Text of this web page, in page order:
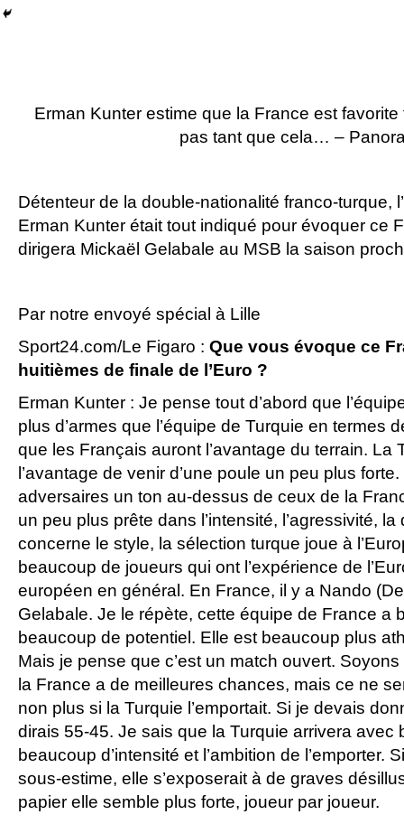
Erman Kunter estime que la France est
pas tant que cela… –
Détenteur de la double-nationalité franco-turque,
Erman Kunter était tout indiqué pour évoquer ce
dirigera Mickaël Gelabale au MSB la saison
Par notre envoyé spécial à Lille
Sport24.com/Le Figaro : Que vous évoque ce
huitièmes de finale de l’Euro ?
Erman Kunter : Je pense tout d’abord que
plus d’armes que l’équipe de Turquie en termes
que les Français auront l’avantage du terrain. La
l’avantage de venir d’une poule un peu plus
adversaires un ton au-dessus de ceux de la
un peu plus prête dans l’intensité, l’agressivité,
concerne le style, la sélection turque joue à
beaucoup de joueurs qui ont l’expérience de
européen en général. En France, il y a Nando
Gelabale. Je le répète, cette équipe de France a
beaucoup de potentiel. Elle est beaucoup plus
Mais je pense que c’est un match ouvert.
la France a de meilleures chances, mais ce ne
non plus si la Turquie l’emportait. Si je devais
dirais 55-45. Je sais que la Turquie arrivera avec
beaucoup d’intensité et l’ambition de l’emporter.
sous-estime, elle s’exposerait à de graves
papier elle semble plus forte, joueur par joueur.